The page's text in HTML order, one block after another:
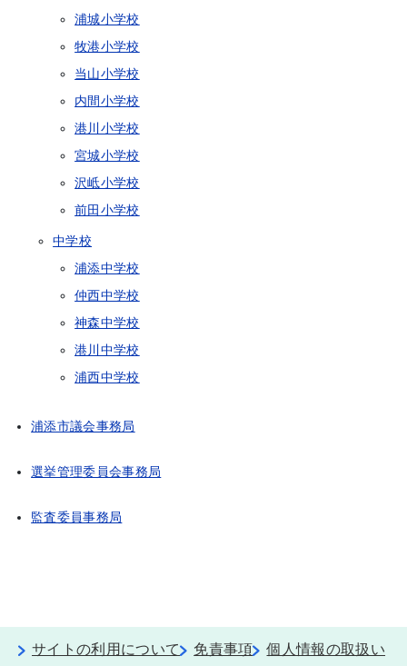
浦城小学校
牧港小学校
当山小学校
内間小学校
港川小学校
宮城小学校
沢岻小学校
前田小学校
中学校
浦添中学校
仲西中学校
神森中学校
港川中学校
浦西中学校
浦添市議会事務局
選挙管理委員会事務局
監査委員事務局
サイトの利用について 免責事項 個人情報の取扱い